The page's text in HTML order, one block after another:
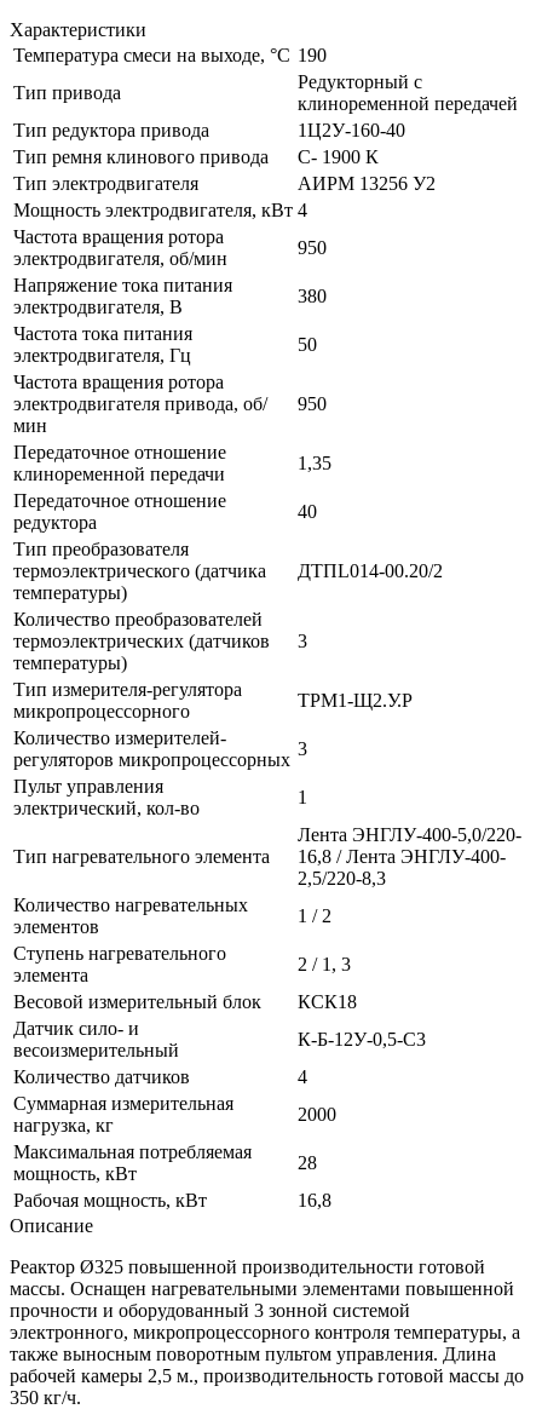
Характеристики
Температура смеси на выходе, °C 190
Тип привода
Редукторный с
клиноременной передачей
Тип редуктора привода
1Ц2У-160-40
Тип ремня клинового привода
С- 1900 К
Тип электродвигателя
АИРМ 13256 У2
Мощность электродвигателя, кВт 4
Частота вращения ротора
электродвигателя, об/мин
950
Напряжение тока питания
электродвигателя, В
380
Частота тока питания
электродвигателя, Гц
50
Частота вращения ротора
электродвигателя привода, об/
мин
950
Передаточное отношение
клиноременной передачи
1,35
Передаточное отношение
редуктора
40
Тип преобразователя
термоэлектрического (датчика
температуры)
ДТПL014-00.20/2
Количество преобразователей
термоэлектрических (датчиков
температуры)
3
Тип измерителя-регулятора
микропроцессорного
ТРМ1-Щ2.У.Р
Количество измерителей-
регуляторов микропроцессорных
3
Пульт управления
электрический, кол-во
1
Тип нагревательного элемента
Лента ЭНГЛУ-400-5,0/220-
16,8 / Лента ЭНГЛУ-400-
2,5/220-8,3
Количество нагревательных
элементов
1 / 2
Ступень нагревательного
элемента
2 / 1, 3
Весовой измерительный блок
КСК18
Датчик сило- и
весоизмерительный
К-Б-12У-0,5-С3
Количество датчиков
4
Суммарная измерительная
нагрузка, кг
2000
Максимальная потребляемая
мощность, кВт
28
Рабочая мощность, кВт
16,8
Описание
Реактор Ø325 повышенной производительности готовой
массы. Оснащен нагревательными элементами повышенной
прочности и оборудованный 3 зонной системой
электронного, микропроцессорного контроля температуры, а
также выносным поворотным пультом управления. Длина
рабочей камеры 2,5 м., производительность готовой массы до
350 кг/ч.